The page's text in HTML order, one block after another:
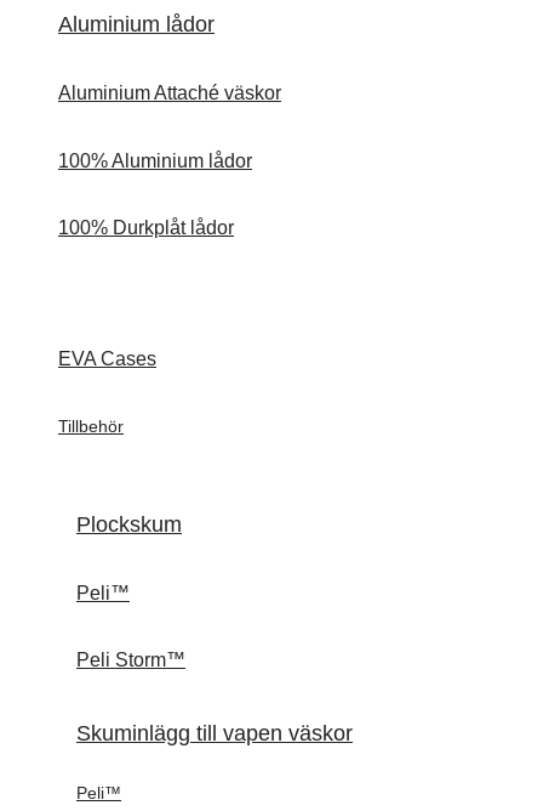
Aluminium lådor
Aluminium Attaché väskor
100% Aluminium lådor
100% Durkplåt lådor
EVA Cases
Tillbehör
Plockskum
Peli™
Peli Storm™
Skuminlägg till vapen väskor
Peli™